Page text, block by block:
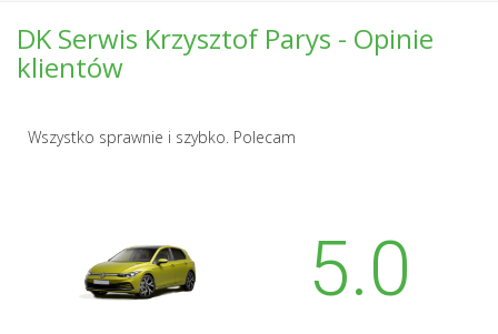
DK Serwis Krzysztof Parys - Opinie
klientów
Wszystko sprawnie i szybko. Polecam
5.0